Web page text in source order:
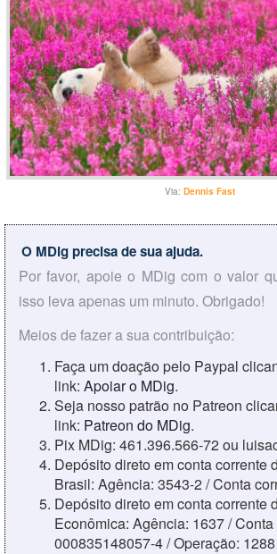
Via: Dennis Fast
O MDig precisa de sua ajuda.
Por favor, apoie o MDig com o valor
isso leva apenas um minuto. Obrigado!
Meios de fazer a sua contribuição:
Faça um doação pelo Paypal
link: Apoiar o MDig.
Seja nosso patrão no Patreon
link: Patreon do MDig.
Pix MDig: 461.396.566-72 ou
Depósito direto em conta corrente
Brasil: Agência: 3543-2 / Conta
Depósito direto em conta corrente
Econômica: Agência: 1637 / Conta
000835148057-4 / Operação: 1288